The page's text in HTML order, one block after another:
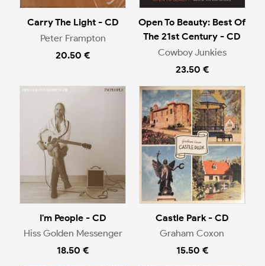
Carry The Light - CD
Peter Frampton
20.50 €
Open To Beauty: Best Of
The 21st Century - CD
Cowboy Junkies
23.50 €
I'm People - CD
Hiss Golden Messenger
18.50 €
Castle Park - CD
Graham Coxon
15.50 €